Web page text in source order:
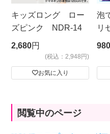
キッズロング ロー
ズピンク NDR-14
2,680円
(税込：2,948円)
お気に入り
泡
リ
980
閲覧中のページ